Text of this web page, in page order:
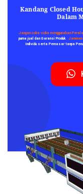
Kandang Closed
Dalam
Jangan coba-coba menggunakan
purna jual dan Garansi Produk.
Individu serta Pemasar tanpa